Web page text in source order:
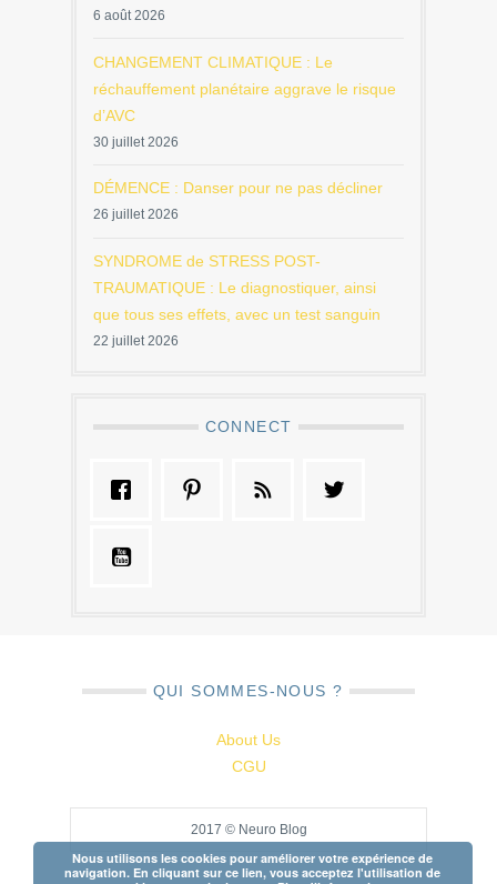
6 août 2026
CHANGEMENT CLIMATIQUE : Le
réchauffement planétaire aggrave le risque
d’AVC
30 juillet 2026
DÉMENCE : Danser pour ne pas décliner
26 juillet 2026
SYNDROME de STRESS POST-
TRAUMATIQUE : Le diagnostiquer, ainsi
que tous ses effets, avec un test sanguin
22 juillet 2026
CONNECT
QUI SOMMES-NOUS ?
About Us
CGU
2017 © Neuro Blog
Nous utilisons les cookies pour améliorer votre expérience de
navigation. En cliquant sur ce lien, vous acceptez l'utilisation de